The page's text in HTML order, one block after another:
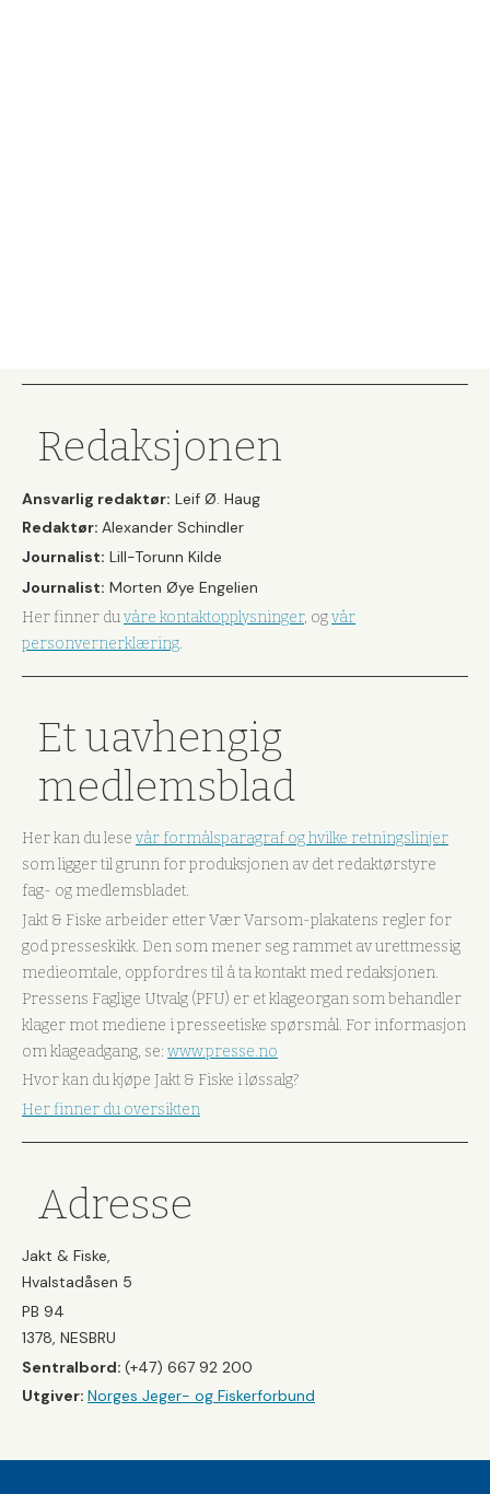
Redaksjonen
Ansvarlig redaktør: Leif Ø. Haug
Redaktør: Alexander Schindler
Journalist: Lill-Torunn Kilde
Journalist: Morten Øye Engelien
Her finner duvåre kontaktopplysninger, ogvår
personvernerklæring.
Et uavhengig
medlemsblad
Her kan du lese vår formålsparagraf og hvilke retningslinjer
som ligger til grunn for produksjonen av det redaktørstyre
fag- og medlemsbladet.
Jakt & Fiske arbeider etter Vær Varsom-plakatens regler for
god presseskikk. Den som mener seg rammet av urettmessig
medieomtale, oppfordres til å ta kontakt med redaksjonen.
Pressens Faglige Utvalg (PFU) er et klageorgan som behandler
klager mot mediene i presseetiske spørsmål. For informasjon
om klageadgang, se: www.presse.no
Hvor kan du kjøpe Jakt & Fiske i løssalg?
Her finner du oversikten
Adresse
Jakt & Fiske,
Hvalstadåsen 5
PB 94
1378, NESBRU
Sentralbord: (+47) 667 92 200
Utgiver: Norges Jeger- og Fiskerforbund